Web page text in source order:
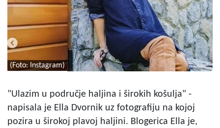
(Foto: Instagram)
"Ulazim u područje haljina i širokih košulja" -
napisala je Ella Dvornik uz fotografiju na kojoj
pozira u širokoj plavoj haljini. Blogerica Ella je,